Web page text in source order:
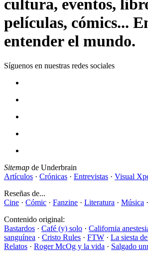
cultura, eventos,
películas, cómics...
entender el mundo.
Síguenos en nuestras redes sociales
Sitemap de Underbrain
Artículos · Crónicas · Entrevistas · Visual
Reseñas de...
Cine · Cómic · Fanzine · Literatura · Música ·
Contenido original:
Bastardos · Café (y) solo · California
sanguínea · Cristo Rules · FTW · La siesta
Relatos · Roger McOg y la vida · Salgado